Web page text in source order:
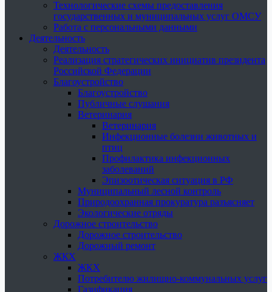
Технологические схемы предоставления
государственных и муниципальных услуг ОМСУ
Работа с персональными данными
Деятельность
Деятельность
Реализация стратегических инициатив президента
Российской Федерации
Благоустройство
Благоустройство
Публичные слушания
Ветеринария
Ветеринария
Инфекционные болезни животных и
птиц
Профилактика инфекционных
заболеваний
Эпизоотическая ситуация в РФ
Муниципальный лесной контроль
Природоохранная прокуратура разъясняет
Экологические отряды
Дорожное строительство
Дорожное строительство
Дорожный ремонт
ЖКХ
ЖКХ
Потребителю жилищно-коммунальных услуг
Газификация